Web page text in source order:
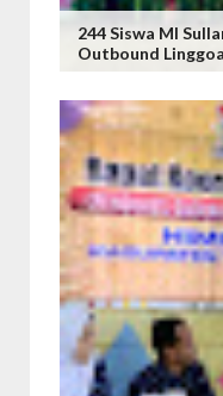
244 Siswa MI
Outbound